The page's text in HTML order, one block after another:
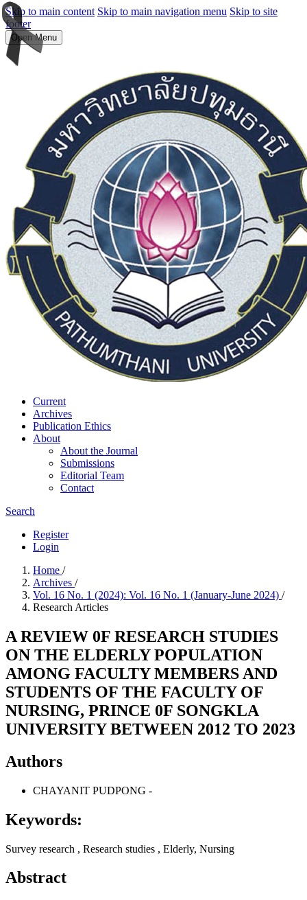
Skip to main content Skip to main navigation menu Skip to site
footer
Open Menu
Current
Archives
Publication Ethics
About
About the Journal
Submissions
Editorial Team
Contact
Search
Register
Login
Home /
Archives /
Vol. 16 No. 1 (2024): Vol. 16 No. 1 (January-June 2024) /
Research Articles
A REVIEW 0F RESEARCH STUDIES
ON THE ELDERLY POPULATION
AMONG FACULTY MEMBERS AND
STUDENTS OF THE FACULTY OF
NURSING, PRINCE 0F SONGKLA
UNIVERSITY BETWEEN 2012 TO 2023
Authors
CHAYANIT PUDPONG -
Keywords:
Survey research , Research studies , Elderly, Nursing
Abstract